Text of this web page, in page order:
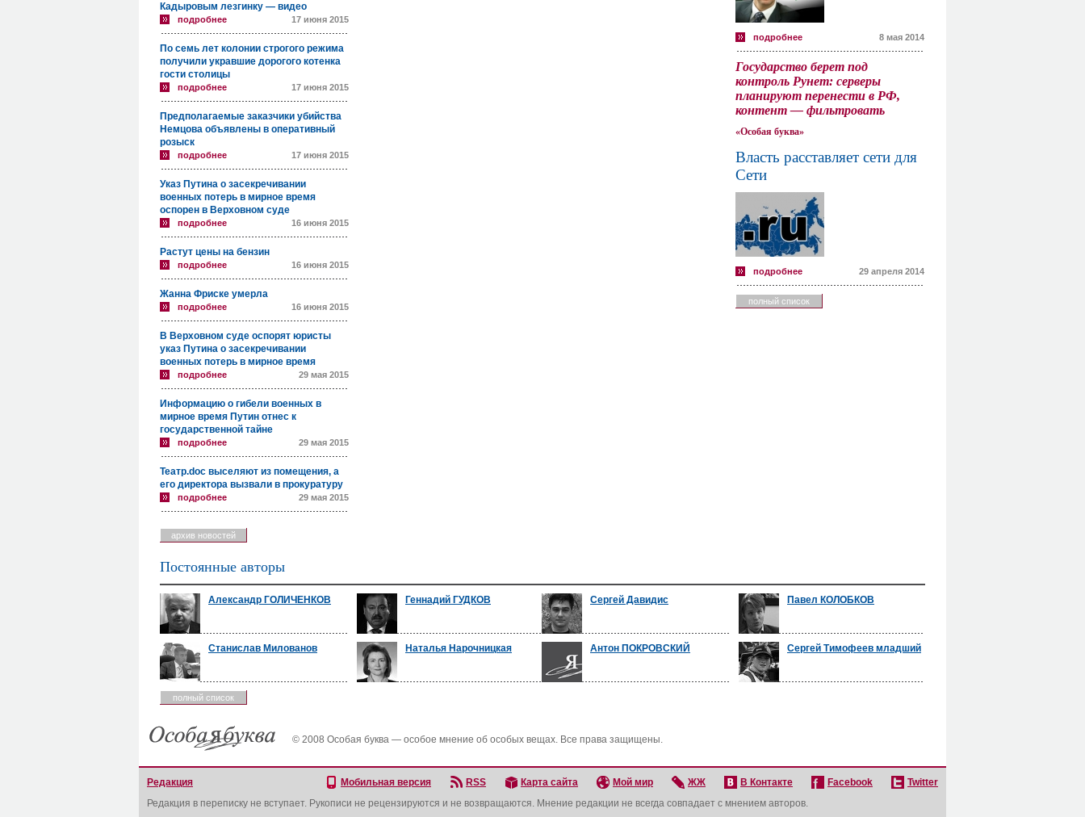
Кадыровым лезгинку — видео
подробнее 17 июня 2015
По семь лет колонии строгого режима
получили укравшие дорогого котенка
гости столицы
подробнее 17 июня 2015
Предполагаемые заказчики убийства
Немцова объявлены в оперативный
розыск
подробнее 17 июня 2015
Указ Путина о засекречивании
военных потерь в мирное время
оспорен в Верховном суде
подробнее 16 июня 2015
Растут цены на бензин
подробнее 16 июня 2015
Жанна Фриске умерла
подробнее 16 июня 2015
В Верховном суде оспорят юристы
указ Путина о засекречивании
военных потерь в мирное время
подробнее 29 мая 2015
Информацию о гибели военных в
мирное время Путин отнес к
государственной тайне
подробнее 29 мая 2015
Театр.doc выселяют из помещения, а
его директора вызвали в прокуратуру
подробнее 29 мая 2015
архив новостей
подробнее 8 мая 2014
Государство берет под
контроль Рунет: серверы
планируют перенести в РФ,
контент — фильтровать
«Особая буква»
Власть расставляет сети для
Сети
подробнее 29 апреля 2014
полный список
Постоянные авторы
Александр ГОЛИЧЕНКОВ Геннадий ГУДКОВ Сергей Давидис Павел КОЛОБКОВ
Станислав Милованов Наталья Нарочницкая Антон ПОКРОВСКИЙ Сергей Тимофеев младший
полный список
© 2008 Особая буква — особое мнение об особых вещах. Все права защищены.
Редакция Мобильная версия RSS Карта сайта Мой мир ЖЖ В Контакте Facebook
Twitter
Редакция в переписку не вступает. Рукописи не рецензируются и не возвращаются. Мнение редакции не всегда совпадает с мнением авторов.